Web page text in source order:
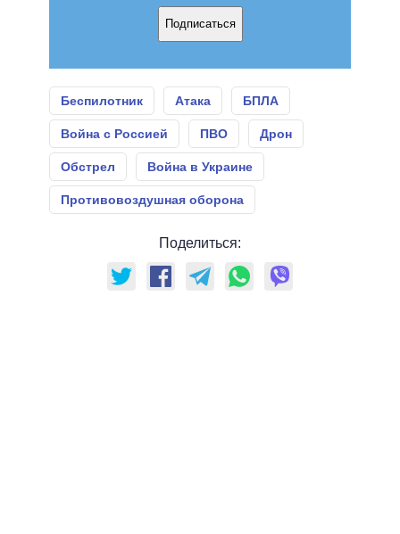
Подписаться
Беспилотник Атака БПЛА
Война с Россией ПВО Дрон
Обстрел Война в Украине
Противовоздушная оборона
Поделиться: